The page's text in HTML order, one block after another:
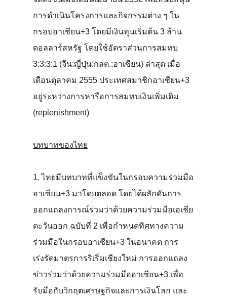
การดำเนินโครงการและกิจกรรมต่าง ๆ ใน
กรอบอาเซียน+3 โดยมีเงินทุนเริ่มต้น 3 ล้าน
ดอลลาร์สหรัฐ โดยใช้อัตราส่วนการสมทบ
3:3:3:1 (จีน:ญี่ปุ่น:กลต.:อาเซียน) ล่าสุด เมื่อ
เดือนตุลาคม 2555 ประเทศสมาชิกอาเซียน+3
อยู่ระหว่างการหารือการสมทบเงินเพิ่มเติม
(replenishment)
บทบาทของไทย
1. ไทยมีบทบาทที่แข็งขันในกรอบความร่วมมือ
อาเซียน+3 มาโดยตลอด โดยได้ผลักดันการ
ออกแถลงการณ์ร่วมว่าด้วยความร่วมมือเอเชีย
ตะวันออก ฉบับที่ 2 เพื่อกำหนดทิศทางความ
ร่วมมือในกรอบอาเซียน+3 ในอนาคต การ
เร่งรัดมาตรการริเริ่มเชียงใหม่ การออกแถลง
ข่าวร่วมว่าด้วยความร่วมมืออาเซียน+3 เพื่อ
รับมือกับวิกฤตเศรษฐกิจและการเงินโลก และ